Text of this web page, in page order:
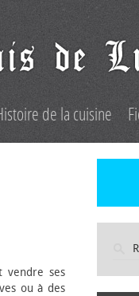
de la cuisine
vendre ses
ou à des